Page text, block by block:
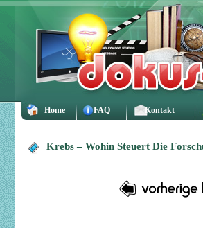
Home FAQ Kontakt
Krebs – Wohin Steuert Die